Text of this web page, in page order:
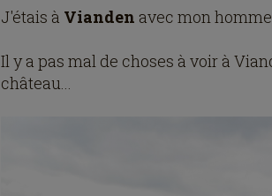
J'étais à Vianden avec mon
Il y a pas mal de choses à voir à
château...